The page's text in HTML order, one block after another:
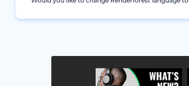
Grafica Miniatura YouTube Kit